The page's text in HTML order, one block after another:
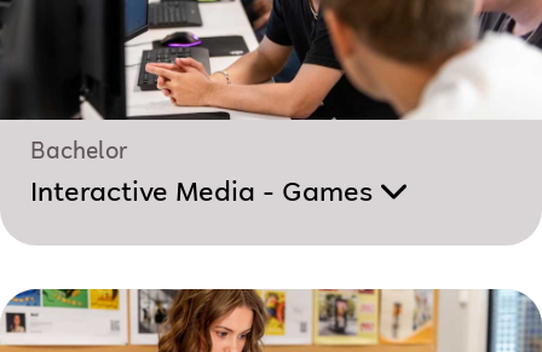
Bachelor
Interactive Media - Games